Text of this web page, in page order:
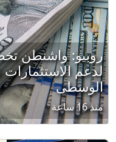
لدعم
الوسطى
منذ 16 ساعة